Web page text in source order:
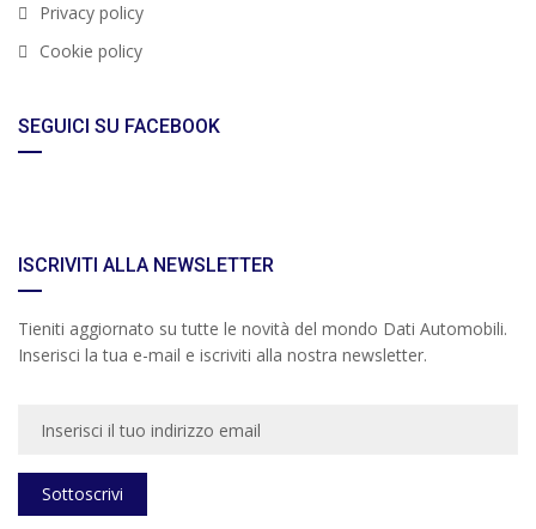
Privacy policy
Cookie policy
SEGUICI SU FACEBOOK
ISCRIVITI ALLA NEWSLETTER
Tieniti aggiornato su tutte le novità del mondo Dati Automobili.
Inserisci la tua e-mail e iscriviti alla nostra newsletter.
Sottoscrivi